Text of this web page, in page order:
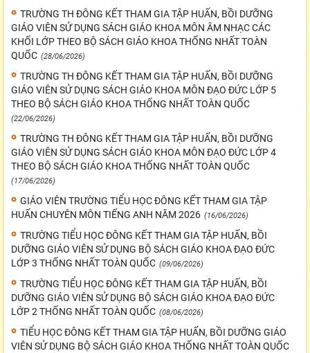
TRƯỜNG TH ĐÔNG KẾT THAM GIA TẬP HUẤN, BỒI DƯỠNG
GIÁO VIÊN SỬ DỤNG SÁCH GIÁO KHOA MÔN ÂM NHẠC CÁC
KHỐI LỚP THEO BỘ SÁCH GIÁO KHOA THỐNG NHẤT TOÀN
QUỐC (28/06/2026)
TRƯỜNG TH ĐÔNG KẾT THAM GIA TẬP HUẤN, BỒI DƯỠNG
GIÁO VIÊN SỬ DỤNG SÁCH GIÁO KHOA MÔN ĐẠO ĐỨC LỚP 5
THEO BỘ SÁCH GIÁO KHOA THỐNG NHẤT TOÀN QUỐC
(22/06/2026)
TRƯỜNG TH ĐÔNG KẾT THAM GIA TẬP HUẤN, BỒI DƯỠNG
GIÁO VIÊN SỬ DỤNG SÁCH GIÁO KHOA MÔN ĐẠO ĐỨC LỚP 4
THEO BỘ SÁCH GIÁO KHOA THỐNG NHẤT TOÀN QUỐC
(17/06/2026)
GIÁO VIÊN TRƯỜNG TIỂU HỌC ĐÔNG KẾT THAM GIA TẬP
HUẤN CHUYÊN MÔN TIẾNG ANH NĂM 2026 (16/06/2026)
TRƯỜNG TIỂU HỌC ĐÔNG KẾT THAM GIA TẬP HUẤN, BỒI
DƯỠNG GIÁO VIÊN SỬ DỤNG BỘ SÁCH GIÁO KHOA ĐẠO ĐỨC
LỚP 3 THỐNG NHẤT TOÀN QUỐC (09/06/2026)
TRƯỜNG TIỂU HỌC ĐÔNG KẾT THAM GIA TẬP HUẤN, BỒI
DƯỠNG GIÁO VIÊN SỬ DỤNG BỘ SÁCH GIÁO KHOA ĐẠO ĐỨC
LỚP 2 THỐNG NHẤT TOÀN QUỐC (08/06/2026)
TIỂU HỌC ĐÔNG KẾT THAM GIA TẬP HUẤN, BỒI DƯỠNG GIÁO
VIÊN SỬ DỤNG BỘ SÁCH GIÁO KHOA THỐNG NHẤT TOÀN QUỐC